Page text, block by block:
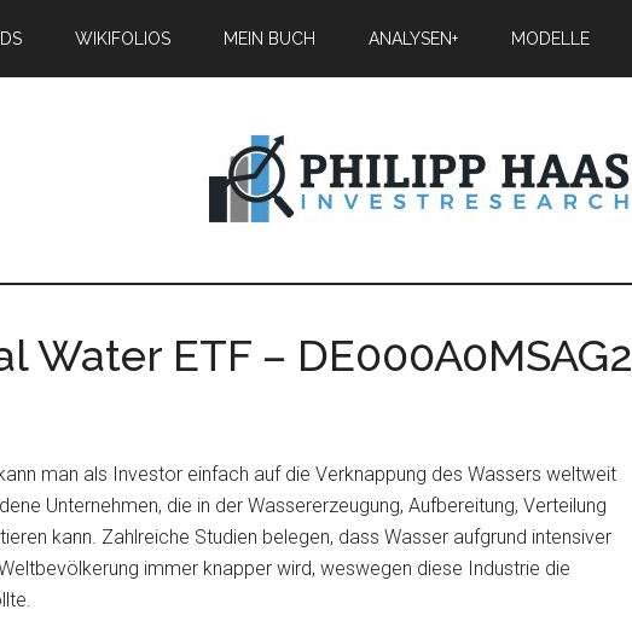
WIKIFOLIOS MEIN BUCH ANALYSEN+ MODELLE
Water ETF – DE000A0MSAG2
man als Investor einfach auf die Verknappung des Wassers weltweit
Unternehmen, die in der Wassererzeugung, Aufbereitung, Verteilung
kann. Zahlreiche Studien belegen, dass Wasser aufgrund intensiver
immer knapper wird, weswegen diese Industrie die